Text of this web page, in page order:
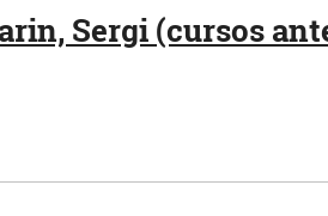
Sergi (cursos